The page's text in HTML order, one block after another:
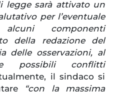
legge sarà attivato un
per l’eventuale
componenti
della redazione del
delle osservazioni, al
possibili conflitti
il sindaco si
“con la massima